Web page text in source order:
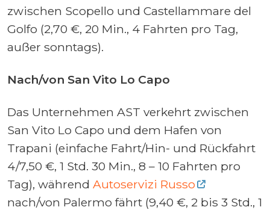
zwischen Scopello und Castellammare del
Golfo (2,70 €, 20 Min., 4 Fahrten pro Tag,
außer sonntags).
Nach/von San Vito Lo Capo
Das Unternehmen AST verkehrt zwischen
San Vito Lo Capo und dem Hafen von
Trapani (einfache Fahrt/Hin- und Rückfahrt
4/7,50 €, 1 Std. 30 Min., 8 – 10 Fahrten pro
Tag), während Autoservizi Russo
nach/von Palermo fährt (9,40 €, 2 bis 3 Std., 1